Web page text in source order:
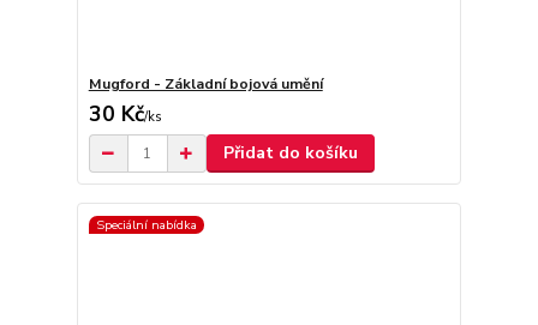
Mugford - Základní bojová umění
30 Kč/ks
Přidat do košíku
Speciální nabídka